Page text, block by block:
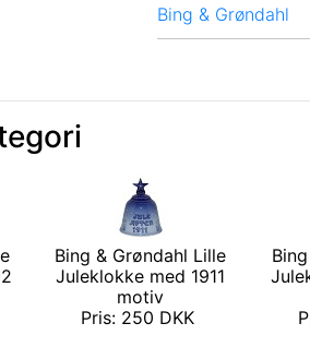
Bing & Grøndahl
Bing & Grøndahl Lille
Juleklokke med 1911
motiv
Pris: 250 DKK